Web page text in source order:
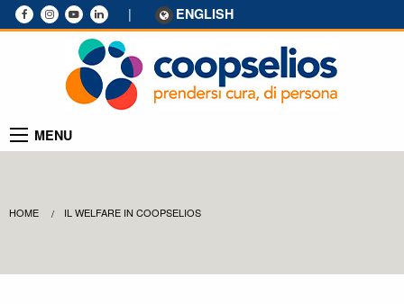
| ENGLISH
MENU
HOME IL WELFARE IN COOPSELIOS